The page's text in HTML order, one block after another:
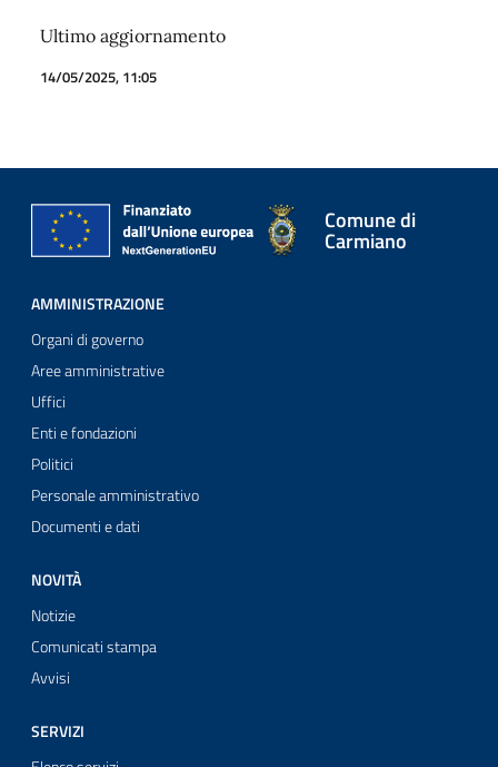
Ultimo aggiornamento
14/05/2025, 11:05
Comune di
Carmiano
AMMINISTRAZIONE
Organi di governo
Aree amministrative
Uffici
Enti e fondazioni
Politici
Personale amministrativo
Documenti e dati
NOVITÀ
Notizie
Comunicati stampa
Avvisi
SERVIZI